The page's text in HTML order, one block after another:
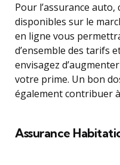
Pour l’assurance
disponibles sur le
en ligne vous
d’ensemble des tarifs
envisagez
votre prime. Un bon
également contribuer
Assurance